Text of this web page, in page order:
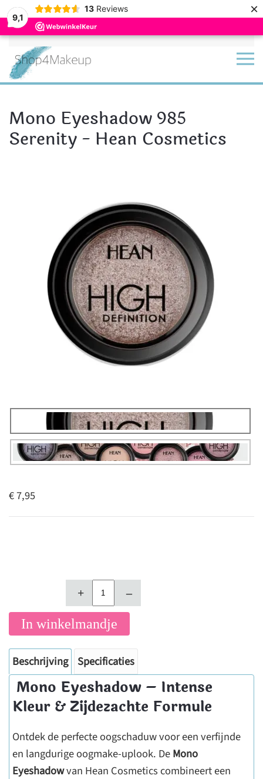
9,1
13 Reviews ×
Terug naar hoofdinhoud
Mono Eyeshadow 985
Serenity - Hean Cosmetics
€ 7,95
+ –
In winkelmandje
Beschrijving Specificaties
Mono Eyeshadow – Intense
Kleur & Zijdezachte Formule
Ontdek de perfecte oogschaduw voor een verfijnde
en langdurige oogmake-uplook. DeMono
Eyeshadowvan Hean Cosmetics combineert een